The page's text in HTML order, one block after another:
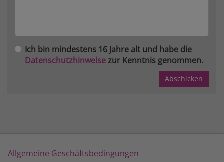
Ich bin mindestens 16 Jahre alt und habe die
Datenschutzhinweisezur Kenntnis genommen.
Allgemeine Geschäftsbedingungen